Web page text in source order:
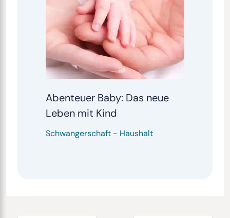
Abenteuer Baby: Das neue
Leben mit Kind
Schwangerschaft- Haushalt